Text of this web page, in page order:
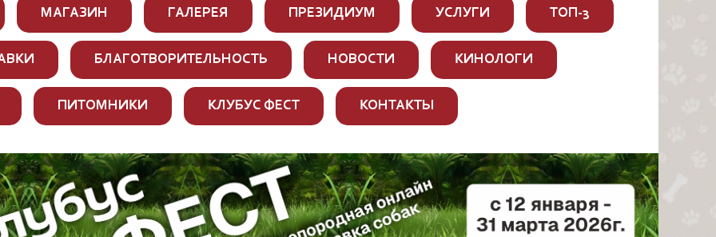
МАГАЗИН ГАЛЕРЕЯ ПРЕЗИДИУМ УСЛУГИ ТОП-3
БЛАГОТВОРИТЕЛЬНОСТЬ НОВОСТИ КИНОЛОГИ
ПИТОМНИКИ КЛУБУС ФЕСТ КОНТАКТЫ